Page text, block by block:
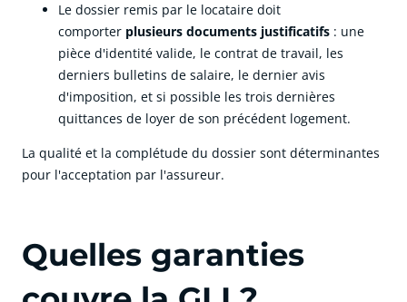
Le dossier remis par le locataire doit
comporter plusieurs documents justificatifs : une
pièce d'identité valide, le contrat de travail, les
derniers bulletins de salaire, le dernier avis
d'imposition, et si possible les trois dernières
quittances de loyer de son précédent logement.
La qualité et la complétude du dossier sont déterminantes
pour l'acceptation par l'assureur.
Quelles garanties